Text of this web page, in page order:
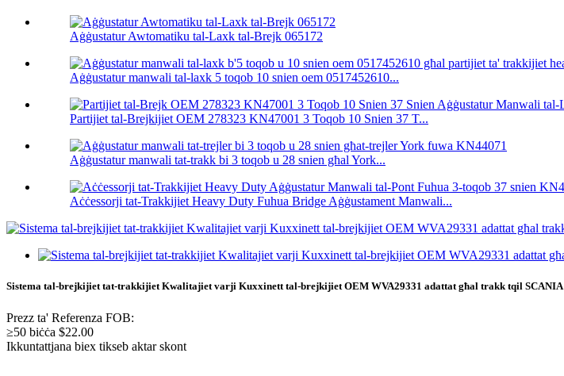
Aġġustatur Awtomatiku tal-Laxk tal-Brejk 065172
Aġġustatur manwali tal-laxk 5 toqob 10 snien oem 0517452610...
Partijiet tal-Brejkijiet OEM 278323 KN47001 3 Toqob 10 Snien 37 T...
Aġġustatur manwali tat-trakk bi 3 toqob u 28 snien għal York...
Aċċessorji tat-Trakkijiet Heavy Duty Fuhua Bridge Aġġustament Manwali...
Sistema tal-brejkijiet tat-trakkijiet Kwalitajiet varji Kuxxinett tal-brejkijiet OEM WVA29331 adattat għal trakk tqil SCANIA
Prezz ta' Referenza FOB:
≥50 biċċa $22.00
Ikkuntattjana biex tikseb aktar skont